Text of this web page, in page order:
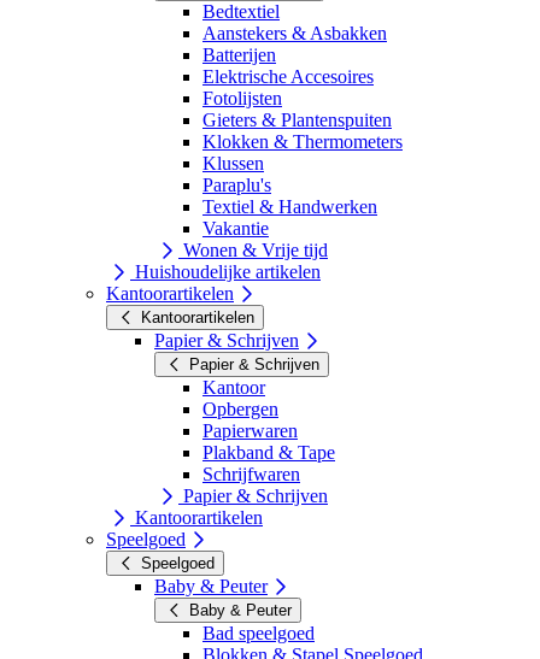
Bedtextiel
Aanstekers & Asbakken
Batterijen
Elektrische Accesoires
Fotolijsten
Gieters & Plantenspuiten
Klokken & Thermometers
Klussen
Paraplu's
Textiel & Handwerken
Vakantie
Wonen & Vrije tijd
Huishoudelijke artikelen
Kantoorartikelen
Kantoorartikelen
Papier & Schrijven
Papier & Schrijven
Kantoor
Opbergen
Papierwaren
Plakband & Tape
Schrijfwaren
Papier & Schrijven
Kantoorartikelen
Speelgoed
Speelgoed
Baby & Peuter
Baby & Peuter
Bad speelgoed
Blokken & Stapel Speelgoed